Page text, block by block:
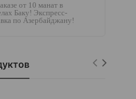
от 10 манат в
Баку! Экспресс-
по Азербайджану!